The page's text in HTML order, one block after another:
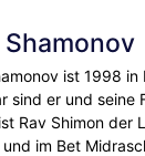
ist 1998 in
sind er und seine
Rav Shimon der
und im Bet